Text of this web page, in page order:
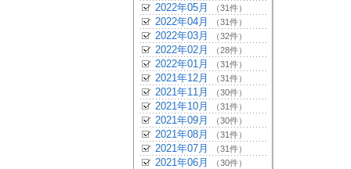
2022年05月 （31件）
2022年04月 （31件）
2022年03月 （32件）
2022年02月 （28件）
2022年01月 （31件）
2021年12月 （31件）
2021年11月 （30件）
2021年10月 （31件）
2021年09月 （30件）
2021年08月 （31件）
2021年07月 （31件）
2021年06月 （30件）